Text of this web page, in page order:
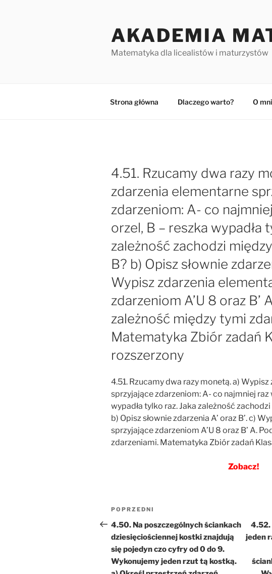
AKADEMIA
Matematyka dla licealistów i maturzystów
Strona główna Dlaczego warto? O
4.51. Rzucamy dwa razy
zdarzenia elementarne
zdarzeniom: A- co
orzel, B – reszka wypadła
zależność zachodzi
B? b) Opisz słownie
Wypisz zdarzenia
zdarzeniom A’U 8 oraz B’
zależność między tymi
Matematyka Zbiór zadań
rozszerzony
4.51. Rzucamy dwa razy monetą. a)
sprzyjające zdarzeniom: A- co najmniej raz
wypadła tylko raz. Jaka zależność
b) Opisz słownie zdarzenia A’ oraz B’. c)
sprzyjające zdarzeniom A’U 8 oraz B’ A.
zdarzeniami. Matematyka Zbiór zadań
Zobacz!
Nawigacja
wpisu
Poprzedni
wpis
POPRZEDNI
4.50. Na poszczególnych ściankach
dziesięciościennej kostki znajdują
się pojedyn czo cyfry od 0 do 9.
Wykonujemy jeden rzut tą kostką.
4.52.
jeden